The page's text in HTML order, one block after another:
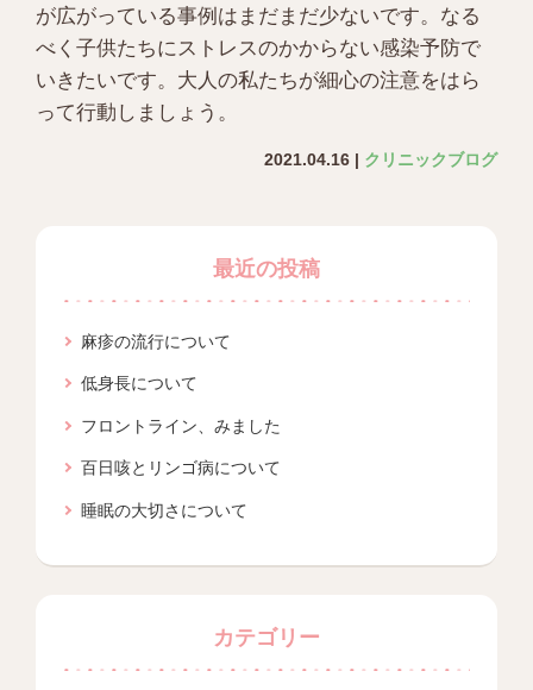
が広がっている事例はまだまだ少ないです。なる
べく子供たちにストレスのかからない感染予防で
いきたいです。大人の私たちが細心の注意をはら
って行動しましょう。
2021.04.16 | クリニックブログ
最近の投稿
麻疹の流行について
低身長について
フロントライン、みました
百日咳とリンゴ病について
睡眠の大切さについて
カテゴリー